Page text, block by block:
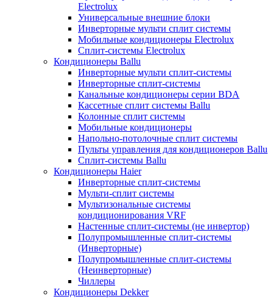
Electrolux
Универсальные внешние блоки
Инверторные мульти сплит системы
Мобильные кондиционеры Electrolux
Сплит-системы Electrolux
Кондиционеры Ballu
Инверторные мульти сплит-системы
Инверторные сплит-системы
Канальные кондиционеры серии BDA
Кассетные сплит системы Ballu
Колонные сплит системы
Мобильные кондиционеры
Напольно-потолочные сплит системы
Пульты управления для кондиционеров Ballu
Сплит-системы Ballu
Кондиционеры Haier
Инверторные сплит-системы
Мульти-сплит системы
Мультизональные системы
кондиционирования VRF
Настенные сплит-системы (не инвертор)
Полупромышленные сплит-системы
(Инверторные)
Полупромышленные сплит-системы
(Неинверторные)
Чиллеры
Кондиционеры Dekker